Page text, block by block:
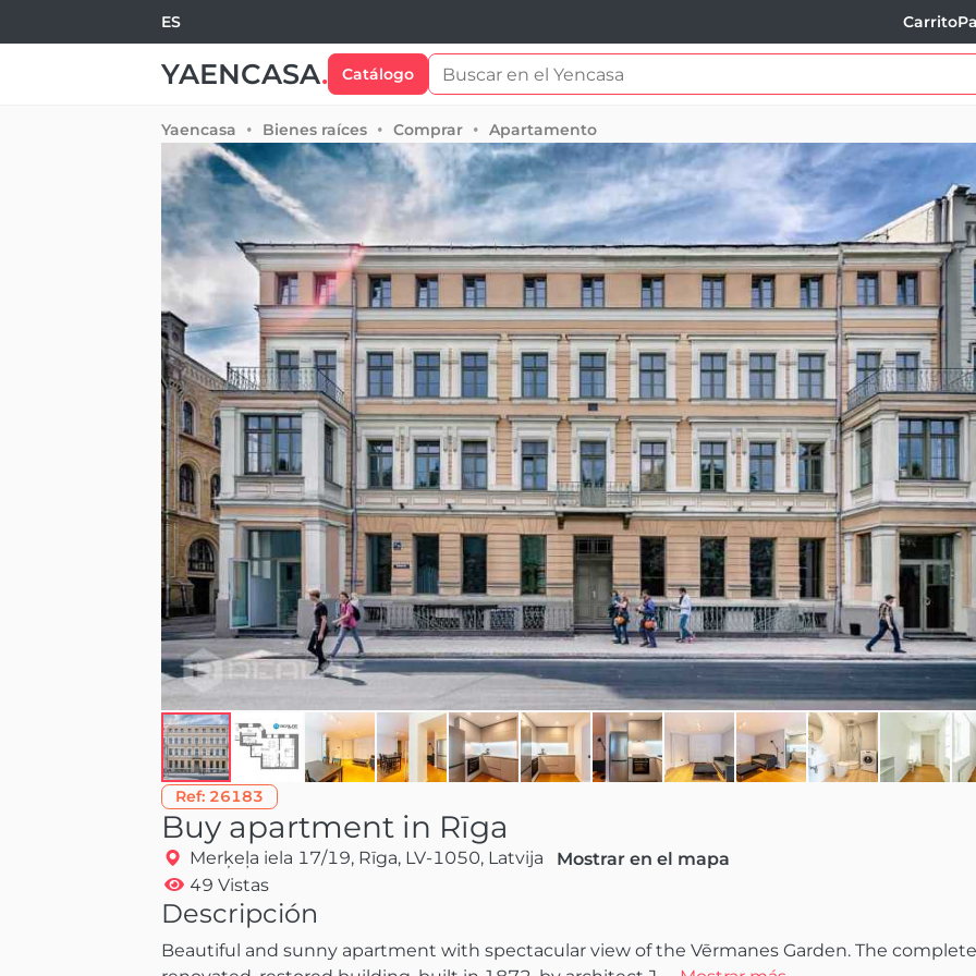
ES Carrito
YAENCASA. Catálogo
Yaencasa Bienes raíces Comprar Apartamento
Ref: 26183
Buy apartment in Rīga
Merķeļa iela 17/19, Rīga, LV-1050, Latvija
Mostrar en el mapa
49 Vistas
Descripción
Beautiful and sunny apartment with spectacular view of the Vērmanes Garden. The